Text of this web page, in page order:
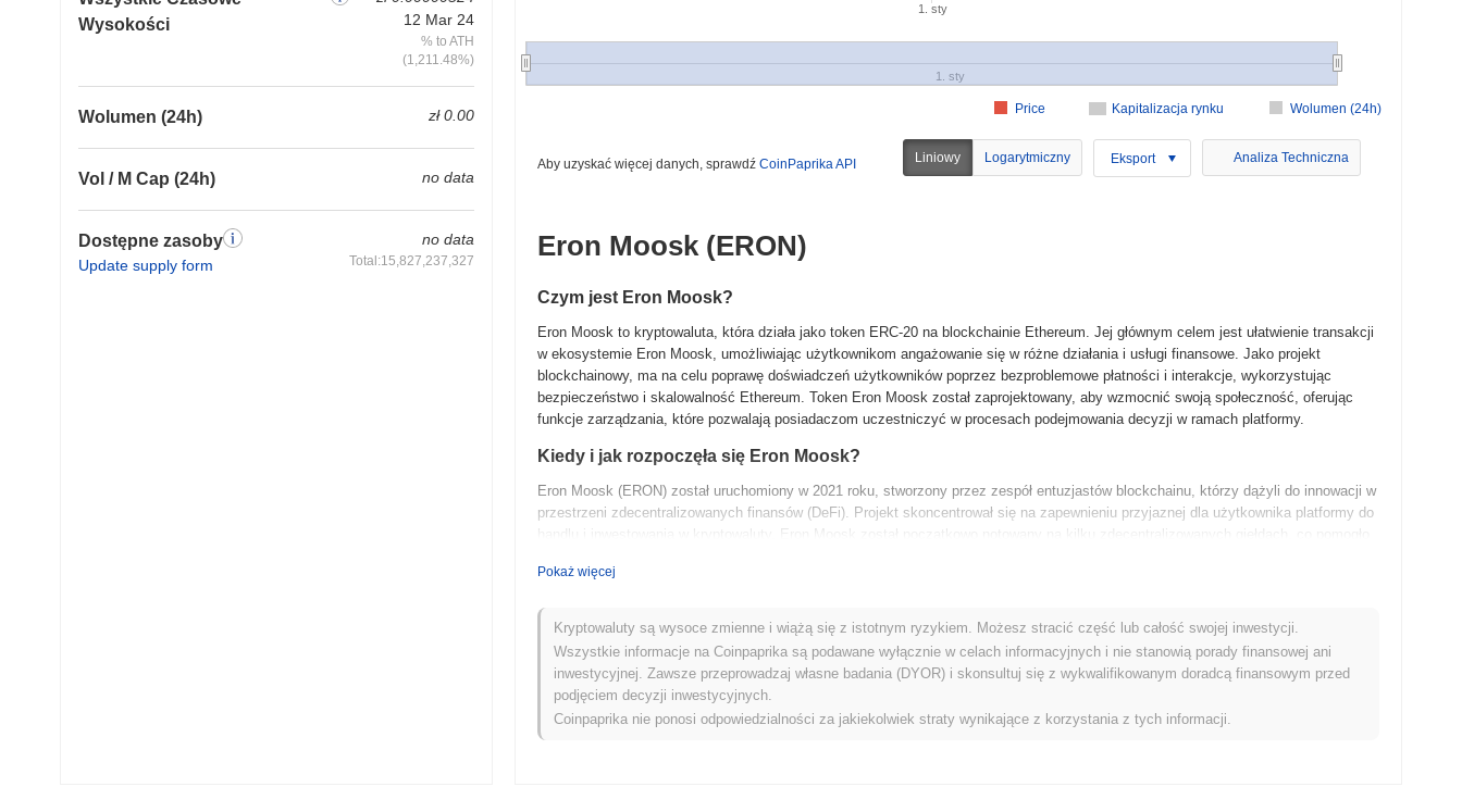
Wysokości
12 Mar 24
% to ATH
(1,211.48%)
Wolumen (24h) zł 0.00
Vol / M Cap (24h) no data
Dostępne zasoby
Update supply form
no data
Total:15,827,237,327
Kapitalizacja rynku Wolumen (24h)
Price
1. sty
1. sty
Aby uzyskać więcej danych, sprawdź CoinPaprika API Liniowy Logarytmiczny Eksport Analiza Techniczna
Eron Moosk (ERON)
Czym jest Eron Moosk?
Eron Moosk to kryptowaluta, która działa jako token ERC-20 na blockchainie Ethereum. Jej głównym celem jest ułatwienie transakcji
w ekosystemie Eron Moosk, umożliwiając użytkownikom angażowanie się w różne działania i usługi finansowe. Jako projekt
blockchainowy, ma na celu poprawę doświadczeń użytkowników poprzez bezproblemowe płatności i interakcje, wykorzystując
bezpieczeństwo i skalowalność Ethereum. Token Eron Moosk został zaprojektowany, aby wzmocnić swoją społeczność, oferując
funkcje zarządzania, które pozwalają posiadaczom uczestniczyć w procesach podejmowania decyzji w ramach platformy.
Kiedy i jak rozpoczęła się Eron Moosk?
Eron Moosk (ERON) został uruchomiony w 2021 roku, stworzony przez zespół entuzjastów blockchainu, którzy dążyli do innowacji w
przestrzeni zdecentralizowanych finansów (DeFi). Projekt skoncentrował się na zapewnieniu przyjaznej dla użytkownika platformy do
handlu i inwestowania w kryptowaluty. Eron Moosk został początkowo notowany na kilku zdecentralizowanych giełdach, co pomogło
projektu.
Co czeka Eron Moosk w przyszłości?
Eron Moosk planuje wzbogacić swój ekosystem o nadchodzące wydanie swojej mapy drogowej, która przedstawia kluczowe funkcje
mające na celu poprawę zaangażowania użytkowników i efektywności transakcji. Przyszłe plany obejmują integrację funkcji
zdecentralizowanych finansów (DeFi) oraz ulepszonych narzędzi zarządzania społecznością, pozwalających posiadaczom mieć
bezpośredni wpływ na rozwój projektu. Dodatkowo zespół koncentruje się na rozszerzaniu partnerstw, aby poszerzyć zastosowania,
szczególnie w obszarze płatności cyfrowych i rynków NFT, co stawia Eron Moosk w pozycji do znacznego wzrostu w
Pokaż więcej
Kryptowaluty są wysoce zmienne i wiążą się z istotnym ryzykiem. Możesz stracić część lub całość swojej inwestycji.
Wszystkie informacje na Coinpaprika są podawane wyłącznie w celach informacyjnych i nie stanowią porady finansowej ani
inwestycyjnej. Zawsze przeprowadzaj własne badania (DYOR) i skonsultuj się z wykwalifikowanym doradcą finansowym przed
podjęciem decyzji inwestycyjnych.
Coinpaprika nie ponosi odpowiedzialności za jakiekolwiek straty wynikające z korzystania z tych informacji.